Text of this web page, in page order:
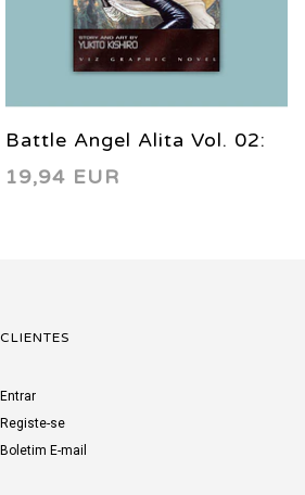
Battle Angel Alita Vol. 02:
Tears of an Angel 1999
19,94 EUR
CLIENTES
Entrar
Registe-se
Boletim E-mail